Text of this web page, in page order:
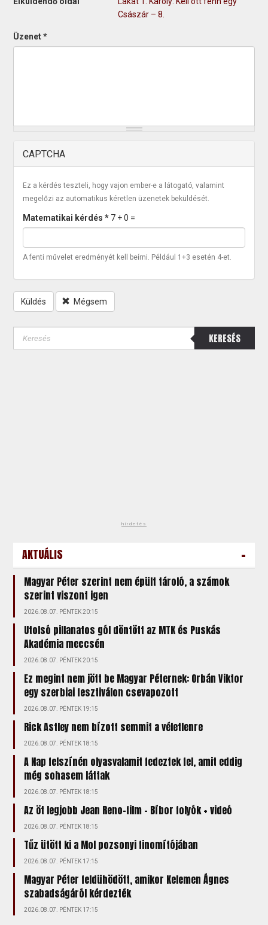
Császár – 8.
Üzenet*
CAPTCHA
Ez a kérdés teszteli, hogy vajon ember-e a látogató, valamint
megelőzi az automatikus kéretlen üzenetek beküldését.
Matematikai kérdés* 7 + 0 =
A fenti művelet eredményét kell beírni. Például 1+3 esetén 4-et.
Küldés Mégsem
KERESÉS
hirdetés
AKTUÁLIS -
Magyar Péter szerint nem épült tároló, a számok
szerint viszont igen
2026.08.07. PÉNTEK 20:15
Utolsó pillanatos gól döntött az MTK és Puskás
Akadémia meccsén
2026.08.07. PÉNTEK 20:15
Ez megint nem jött be Magyar Péternek: Orbán Viktor
egy szerbiai fesztiválon csevapozott
2026.08.07. PÉNTEK 19:15
Rick Astley nem bízott semmit a véletlenre
2026.08.07. PÉNTEK 18:15
A Nap felszínén olyasvalamit fedeztek fel, amit eddig
még sohasem láttak
2026.08.07. PÉNTEK 18:15
Az öt legjobb Jean Reno-film – Bíbor folyók + videó
2026.08.07. PÉNTEK 18:15
Tűz ütött ki a Mol pozsonyi finomítójában
2026.08.07. PÉNTEK 17:15
Magyar Péter feldühödött, amikor Kelemen Ágnes
szabadságáról kérdezték
2026.08.07. PÉNTEK 17:15